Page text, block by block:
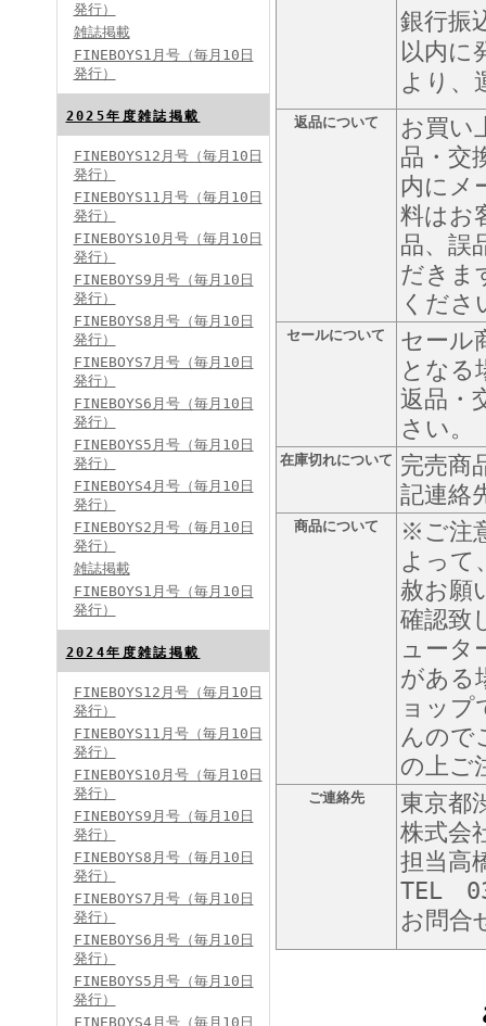
FINEBOYS2024年8月号
FINEBOYS2024年7月号
FINEBOYS2024年6月号
FINEBOYS2024年5月号
FINEBOYS2024年4月号
発行）
雑誌掲載
FINEBOYS1月号（毎月10日
発行）
2025年度雑誌掲載
FINEBOYS12月号（毎月10日
発行）
FINEBOYS11月号（毎月10日
発行）
FINEBOYS10月号（毎月10日
発行）
FINEBOYS9月号（毎月10日
発行）
FINEBOYS8月号（毎月10日
発行）
FINEBOYS7月号（毎月10日
発行）
FINEBOYS6月号（毎月10日
発行）
FINEBOYS5月号（毎月10日
発行）
FINEBOYS4月号（毎月10日
発行）
FINEBOYS2月号（毎月10日
発行）
雑誌掲載
FINEBOYS1月号（毎月10日
発行）
2024年度雑誌掲載
FINEBOYS12月号（毎月10日
発行）
FINEBOYS11月号（毎月10日
発行）
FINEBOYS10月号（毎月10日
発行）
FINEBOYS9月号（毎月10日
発行）
FINEBOYS8月号（毎月10日
発行）
FINEBOYS7月号（毎月10日
発行）
FINEBOYS6月号（毎月10日
発行）
FINEBOYS5月号（毎月10日
発行）
FINEBOYS4月号（毎月10日
銀行振
以内に
より、
返品について
お買い
品・交
内にメ
料はお
品、誤
だきま
くださ
セールについて
セール
となる
返品・
さい。
在庫切れについて 完売商
記連絡
商品について
※ご注
よって
赦お願
確認致
ュータ
がある
ョップ
んので
の上ご
ご連絡先
東京都
株式会
担当高
TEL
お問合